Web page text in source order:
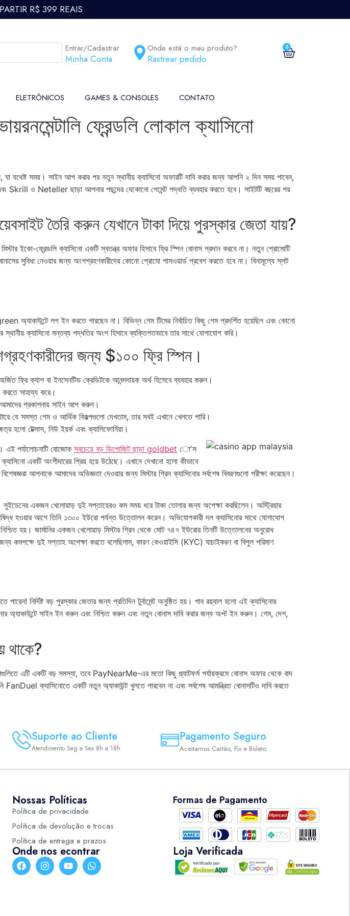
R$ 399 REAIS
Entrar/Cadastrar
Minha Conta
Onde está o meu produto?
Rastrear pedido
0
ELETRÔNICOS GAMES & CONSOLES CONTATO
ফ্রেন্ডলি লোকাল ক্যাসিনো
যা যথেষ্ট সময়। সাইন আপ করার পর নতুন স্থানীয় ক্যাসিনো অফারটি দাবি করার জন্য আপনি ২ দিন সময় পাবেন,
Skrill ও Neteller ছাড়া আপনার পছন্দের যেকোনো পেমেন্ট পদ্ধতি ব্যবহার করতে হবে। সাইটটি বছরের পর
তৈরি করুন যেখানে টাকা দিয়ে পুরস্কার জেতা যায়?
ইকো-ফ্রেন্ডলি ক্যাসিনো একটি স্বতন্ত্র অফার হিসাবে ফ্রি স্পিন বোনাস প্রদান করবে না। নতুন প্রোমোটি
সুবিধা নেওয়ার জন্য অংশগ্রহণকারীদের কোনো প্রোমো পাসওয়ার্ড প্রবেশ করতে হবে না। বিনামূল্যে স্লট
অ্যাকাউন্টে লগ ইন করতে পারছেন না। বিভিন্ন গেম টিমের নির্বাচিত কিছু গেম প্রদর্শিত হয়েছিল এবং কোনো
ক্যাসিনো মন্তব্য পদ্ধতির অংশ হিসাবে ব্যক্তিগতভাবে তার সাথে যোগাযোগ করি।
জন্য $১০০ ফ্রি স্পিন।
ফ্রি ক্যাশ বা ইনসেনটিভ ক্রেডিটকে আনন্দদায়ক অর্থ হিসেবে ব্যবহার করুন।
সাহায্য করে।
আমাদের প্রকাশনায় সাইন আপ করুন।
যে সমস্ত গেম ও আর্থিক বিকল্পগুলো দেখতাম, তার সবই এখানে খেলতে পারি।
হলো টেক্সাস, নিউ ইয়র্ক এবং ক্যালিফোর্নিয়া।
এই পর্যালোচনাটি বোজোক সবচেয়ে বড় ডিপোজিট ছাড়া goldbet ো'স
একটি অংশীদারের প্রিয় হয়ে উঠেছে। এখানে দেখানো হলো কীভাবে
আপনাকে আমাদের অভিজ্ঞতা দেওয়ার জন্য মিস্টার গ্রিন ক্যাসিনোর সর্বশেষ বিবরণগুলো পরীক্ষা করেছেন।
সুইডেনের একজন খেলোয়াড় দুই সপ্তাহেরও কম সময় ধরে টাকা তোলার জন্য অপেক্ষা করছিলেন। অস্ট্রিয়ার
হওয়ার আগে তিনি ১৩০০ ইউরো পর্যন্ত উত্তোলন করেন। অভিযোগকারী দল ক্যাসিনোর সাথে যোগাযোগ
নিশ্চিত হয়। জার্মানির একজন খেলোয়াড় মিস্টার গ্রিন থেকে মোট ৭৪৭ ইউরোর তিনটি উত্তোলনের অনুরোধ
কমপক্ষে দুই সপ্তাহ অপেক্ষা করতে বলেছিলাম, কারণ কেওয়াইসি (KYC) যাচাইকরণ বা বিপুল পরিমাণ
নির্দিষ্ট বড় পুরস্কার জেতার জন্য প্রতিদিন টুর্নামেন্ট অনুষ্ঠিত হয়। পাব রয়্যাল হলো এই ক্যাসিনোর
অ্যাকাউন্টে সাইন ইন করুন এবং নিশ্চিত করুন এবং নতুন বোনাস দাবি করার জন্য অপ্ট ইন করুন। গেম, দেশ,
থাকে?
এটি একটি বড় সমস্যা, তবে PayNearMe-এর মতো কিছু প্ল্যাটফর্ম পর্যায়ক্রমে বোনাস অফার থেকে বাদ
ক্যাসিনোতে একটি নতুন অ্যাকাউন্ট খুলতে পারবেন না এবং সর্বশেষ আমন্ত্রিত বোনাসটিও দাবি করতে
Suporte ao Cliente
Atendimento Seg a Sex 8h a 18h
Pagamento Seguro
Aceitamos Cartão, Pix e Boleto
Nossas Políticas
Política de privacidade
Política de devolução e trocas
Política de entrega e prazos
Onde nos econtrar
Formas de Pagamento
Loja Verificada